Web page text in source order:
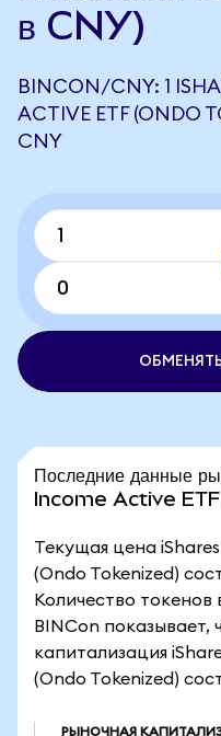
в CNY)
BINCON/CNY: 1
ACTIVE ETF (ONDO
CNY
ОБМЕНЯТЬ
Последние данные
Income Active
Текущая цена
(Ondo Tokenized)
Количество
BINCon показывает,
капитализация
(Ondo Tokenized)
РЫНОЧНАЯ